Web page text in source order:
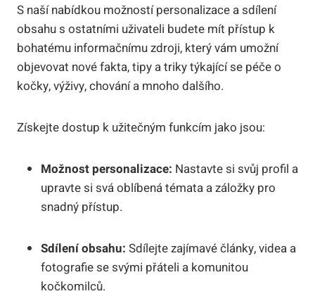
S naší nabídkou možností personalizace a sdílení
obsahu s ostatními uživateli budete mít přístup k
bohatému informačnímu zdroji, který vám umožní
objevovat nové fakta, tipy a triky týkající se péče o
kočky, výživy, chování a mnoho dalšího.
Získejte dostup k užitečným funkcím jako jsou:
Možnost personalizace: Nastavte si svůj profil a
upravte si svá oblíbená témata a záložky pro
snadný přístup.
Sdílení obsahu: Sdílejte zajímavé články, videa a
fotografie se svými přáteli a komunitou
kočkomilců.